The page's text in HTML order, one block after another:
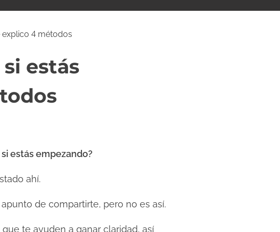
4 métodos
estás
estás empezando?
ahí.
de compartirte, pero no es así.
te ayuden a ganar claridad, así